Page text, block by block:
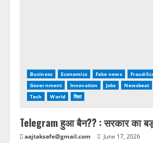
Business Economics Fake news
Fraud-
Government
Innovation Jobs Newsbeat
Tech
World शिक्षा
Telegram हुआ बैन?? : सरकार का
aajtaksafe@gmail.com June 17, 2026